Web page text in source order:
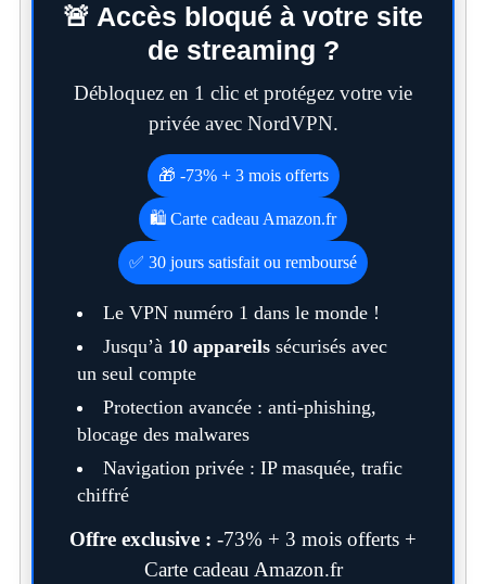
🚨 Accès bloqué à votre site
de streaming ?
Débloquez en 1 clic et protégez votre vie
privée avec NordVPN.
🎁 -73% + 3 mois offerts
🛍️ Carte cadeau Amazon.fr
✅ 30 jours satisfait ou remboursé
Le VPN numéro 1 dans le monde !
Jusqu’à 10 appareilssécurisés avec
un seul compte
Protection avancée : anti-phishing,
blocage des malwares
Navigation privée : IP masquée, trafic
chiffré
Offre exclusive : -73% + 3 mois offerts +
Carte cadeau Amazon.fr